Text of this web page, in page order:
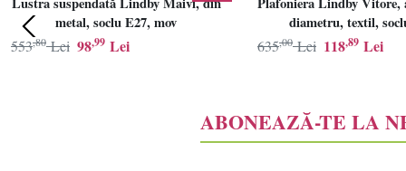
Oțel inoxidabil
panza
metal, soclu E27, mov
98,99 Lei
553,80 Lei
diametru, textil,
118,89 Lei
635,00 Lei
ABONEAZĂ-TE LA